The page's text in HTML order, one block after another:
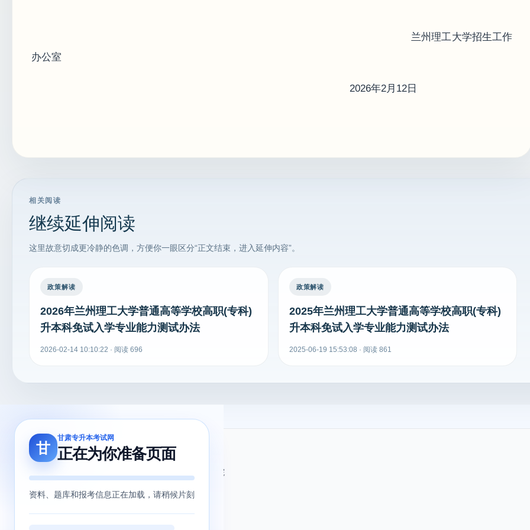
兰州理工大学招生工作
办公室
2026年2月12日
相关阅读
继续延伸阅读
这里故意切成更冷静的色调，方便你一眼区分“正文结束，进入延伸内容”。
政策解读
2026年兰州理工大学普通高等学校高职(专科)
升本科免试入学专业能力测试办法
2026-02-14 10:10:22 · 阅读 696
政策解读
2025年兰州理工大学普通高等学校高职(专科)
升本科免试入学专业能力测试办法
2025-06-19 15:53:08 · 阅读 861
甘
甘肃专升本考试网
正在为你准备页面
资料、题库和报考信息正在加载，请稍候片刻
关于我们
用户协议
隐私政策
友情链接
甘肃省教育考试院
甘肃省教育厅
北辰留学教育